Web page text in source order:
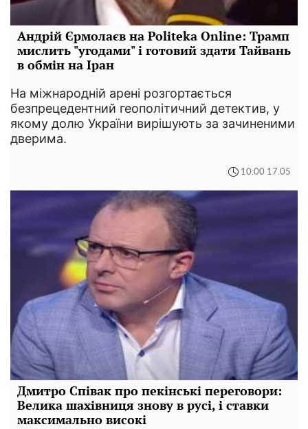
Андрій Єрмолаєв на Politeka Online: Трамп
мислить "угодами" і готовий здати Тайвань
в обмін на Іран
На міжнародній арені розгортається
безпрецедентний геополітичний детектив, у
якому долю України вирішують за зачиненими
дверима.
10:00 17.05
Дмитро Співак про пекінські переговори:
Велика шахівниця знову в русі, і ставки
максимально високі